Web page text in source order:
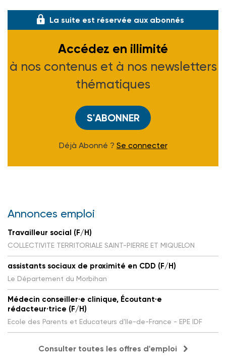
La suite est réservée aux abonnés
Accédez en illimité
à nos contenus et à nos newsletters
thématiques
S'ABONNER
Déjà Abonné ? Se connecter
Annonces emploi
Travailleur social (F/H)
COLLECTIVITE TERRITORIALE SAINT-PIERRE ET MIQUELON
assistants sociaux de proximité en CDD (F/H)
Le Département du Morbihan
Médecin conseiller·e clinique, Écoutant·e
rédacteur·trice (F/H)
Ecole des Parents et Educateurs d'Ile-de-France - EPE IDF
Consulter toutes les offres d'emploi